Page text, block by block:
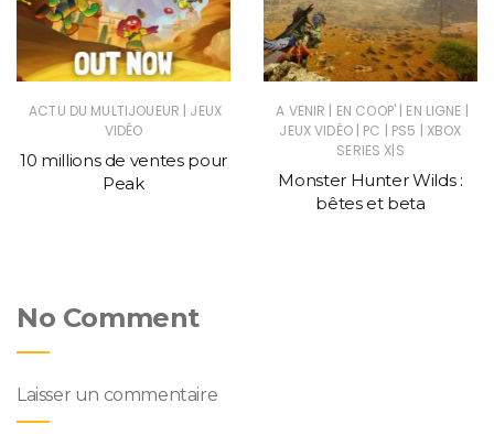
ACTU DU MULTIJOUEUR | JEUX
VIDÉO
10 millions de ventes pour
Peak
A VENIR | EN COOP' | EN LIGNE |
JEUX VIDÉO | PC | PS5 | XBOX
SERIES X|S
Monster Hunter Wilds :
bêtes et beta
No Comment
Laisser un commentaire